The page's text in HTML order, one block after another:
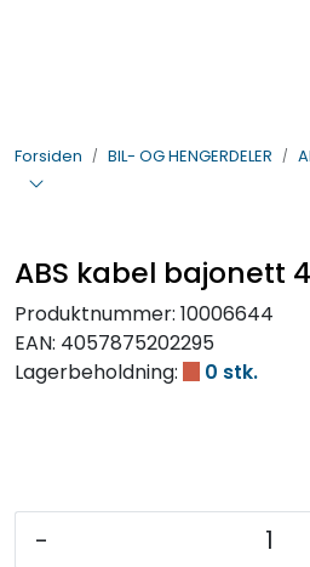
Forsiden BIL- OG HENGERDELER
ABS kabel bajonett
Produktnummer: 10006644
EAN: 4057875202295
Lagerbeholdning:
0 stk.
-
ELEKTRISK
PÅBYGG OG CHASSIS
SIKKERHET